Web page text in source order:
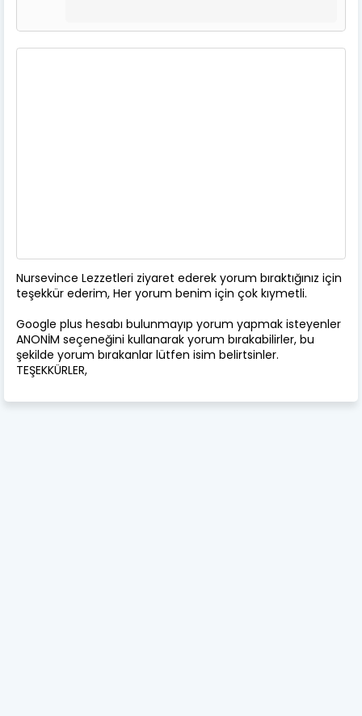
Nursevince Lezzetleri ziyaret ederek yorum bıraktığınız için
teşekkür ederim, Her yorum benim için çok kıymetli.
Google plus hesabı bulunmayıp yorum yapmak isteyenler
ANONİM seçeneğini kullanarak yorum bırakabilirler, bu
şekilde yorum bırakanlar lütfen isim belirtsinler.
TEŞEKKÜRLER,